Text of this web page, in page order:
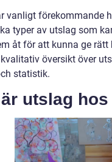
vanligt förekommande
typer av utslag som
åt för att kunna ge rätt
översikt över
statistik.
utslag